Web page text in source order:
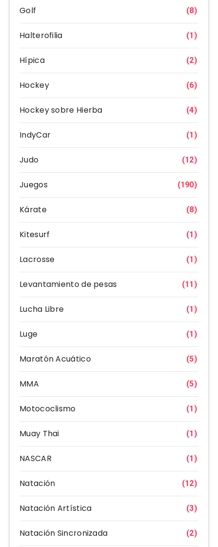
Golf (8)
Halterofilia (1)
Hípica (2)
Hockey (6)
Hockey sobre Hierba (4)
IndyCar (1)
Judo (12)
Juegos (190)
Kárate (8)
Kitesurf (1)
Lacrosse (1)
Levantamiento de pesas (11)
Lucha Libre (1)
Luge (1)
Maratón Acuático (5)
MMA (5)
Motococlismo (1)
Muay Thai (1)
NASCAR (1)
Natación (12)
Natación Artística (3)
Natación Sincronizada (2)